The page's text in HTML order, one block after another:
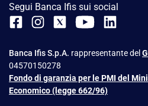
Segui Banca Ifis sui social
Banca Ifis S.p.A. rappresentante del
04570150278
Fondo di garanzia per le PMI del
Economico (legge 662/96)